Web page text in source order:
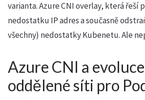
varianta. Azure CNI overlay, která řeší
nedostatku IP adres a současně
všechny) nedostatky Kubenetu. Ale
Azure CNI a
oddělené síti pro